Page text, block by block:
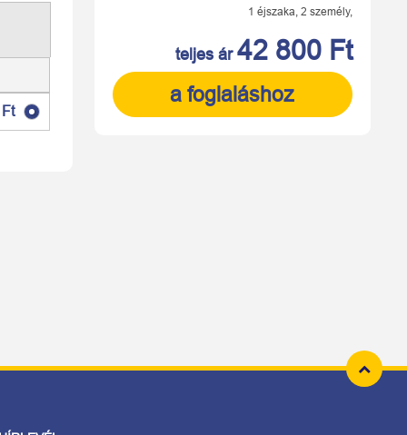
1 éjszaka, 2 személy,
teljes ár42 800 Ft
a foglaláshoz